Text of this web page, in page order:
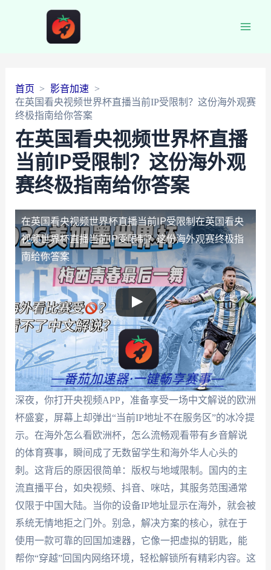
首页
影音加速
在英国看央视频世界杯直播当前IP受限制？这份海外观赛
终极指南给你答案
在英国看央视频世界杯直播
当前IP受限制？这份海外观
赛终极指南给你答案
在英国看央视频世界杯直播当前IP受限制在英国看央
视频世界杯直播当前IP受限制？这份海外观赛终极指
南给你答案
深夜，你打开央视频APP，准备享受一场中文解说的欧洲
杯盛宴，屏幕上却弹出“当前IP地址不在服务区”的冰冷提
示。在海外怎么看欧洲杯，怎么流畅观看带有乡音解说
的体育赛事，瞬间成了无数留学生和海外华人心头的
刺。这背后的原因很简单：版权与地域限制。国内的主
流直播平台，如央视频、抖音、咪咕，其服务范围通常
仅限于中国大陆。当你的设备IP地址显示在海外，就会被
系统无情地拒之门外。别急，解决方案的核心，就在于
使用一款可靠的回国加速器，它像一把虚拟的钥匙，能
帮你“穿越”回国内网络环境，轻松解锁所有精彩内容。这